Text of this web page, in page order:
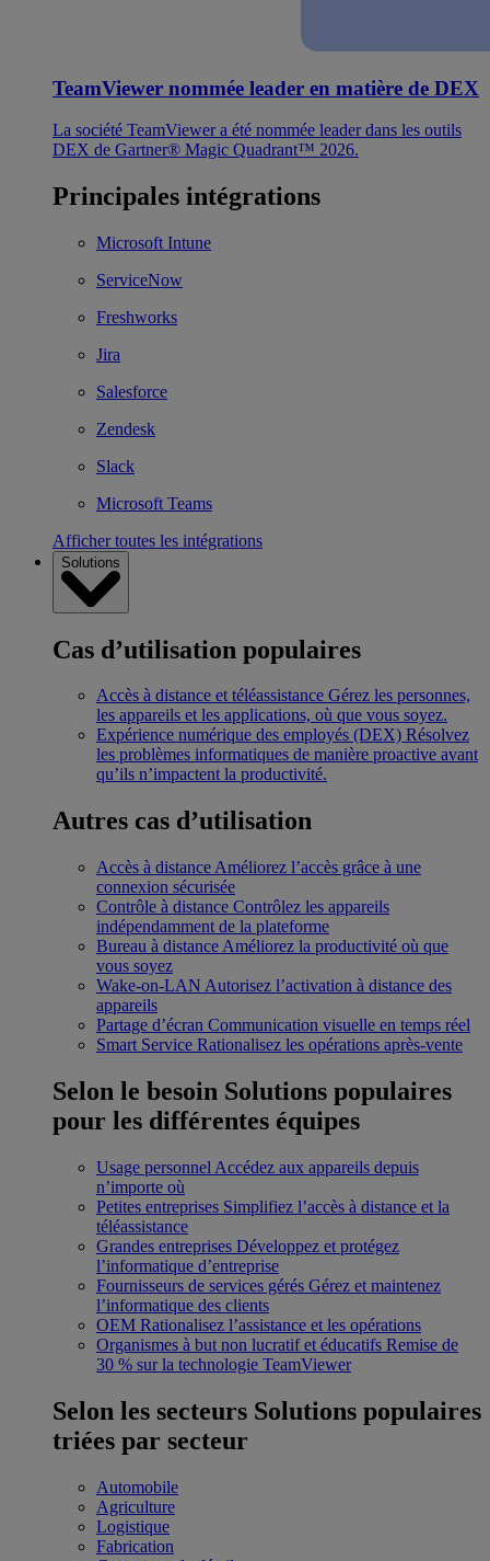
TeamViewer nommée leader en matière de DEX
La société TeamViewer a été nommée leader dans les outils
DEX de Gartner® Magic Quadrant™ 2026.
Principales intégrations
Microsoft Intune
ServiceNow
Freshworks
Jira
Salesforce
Zendesk
Slack
Microsoft Teams
Afficher toutes les intégrations
Solutions
Cas d’utilisation populaires
Accès à distance et téléassistance Gérez les personnes,
les appareils et les applications, où que vous soyez.
Expérience numérique des employés (DEX) Résolvez
les problèmes informatiques de manière proactive avant
qu’ils n’impactent la productivité.
Autres cas d’utilisation
Accès à distance Améliorez l’accès grâce à une
connexion sécurisée
Contrôle à distance Contrôlez les appareils
indépendamment de la plateforme
Bureau à distance Améliorez la productivité où que
vous soyez
Wake-on-LAN Autorisez l’activation à distance des
appareils
Partage d’écran Communication visuelle en temps réel
Smart Service Rationalisez les opérations après-vente
Selon le besoin Solutions populaires
pour les différentes équipes
Usage personnel Accédez aux appareils depuis
n’importe où
Petites entreprises Simplifiez l’accès à distance et la
téléassistance
Grandes entreprises Développez et protégez
l’informatique d’entreprise
Fournisseurs de services gérés Gérez et maintenez
l’informatique des clients
OEM Rationalisez l’assistance et les opérations
Organismes à but non lucratif et éducatifs Remise de
30 % sur la technologie TeamViewer
Selon les secteurs Solutions populaires
triées par secteur
Automobile
Agriculture
Logistique
Fabrication